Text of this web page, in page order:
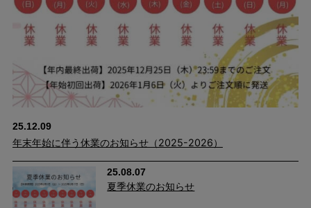
ウエスト総ゴム＆生地自体にストレッチが効いているから、グー
ンと伸びてはき心地も楽ラク。 見た目はスッキリしながらも締め
付け感は少なく、長時間はいていても窮屈さを感じにくくなって
います。 キックバック性にも優れているので、膝の部分だけ生地
が伸びてしまい、膝がポコっと伸びてしまう心配もありません。
25.12.09
年末年始に伴う休業のお知らせ（2025-2026）
25.08.07
夏季休業のお知らせ